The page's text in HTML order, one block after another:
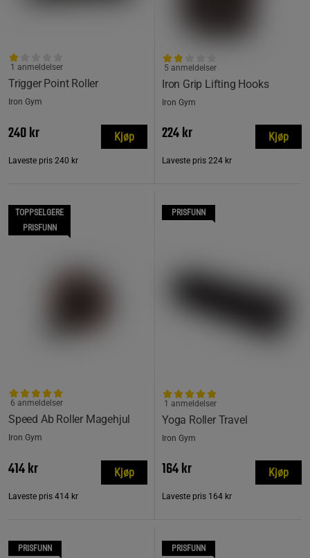
Trigger Point Roller
1 anmeldelser
Iron Gym
240 kr
Laveste pris 240 kr
Kjøp
Iron Grip Lifting Hooks
5 anmeldelser
Iron Gym
224 kr
Laveste pris 224 kr
Kjøp
TOPPSELGERE
PRISFUNN
Speed ​​​​Ab Roller Magehjul
6 anmeldelser
Iron Gym
414 kr
Laveste pris 414 kr
Kjøp
PRISFUNN
Yoga Roller Travel
1 anmeldelser
Iron Gym
164 kr
Laveste pris 164 kr
Kjøp
PRISFUNN PRISFUNN